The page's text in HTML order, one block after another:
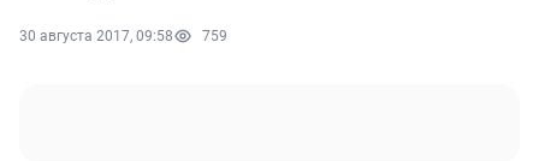
30 августа 2017, 09:58 759